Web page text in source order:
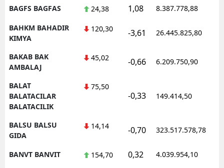
BAGFS BAGFAS 24,38 1,08 8.387.778,88
BAHKM BAHADIR
KIMYA
120,30 -3,61 26.445.825,80
BAKAB BAK
AMBALAJ
45,02 -0,66 6.209.750,90
BALAT
BALATACILAR
BALATACILIK
75,50
-0,33 149.414,50
BALSU BALSU
GIDA
14,14 -0,70 323.517.578,78
BANVT BANVIT 154,70 0,32 4.039.954,10